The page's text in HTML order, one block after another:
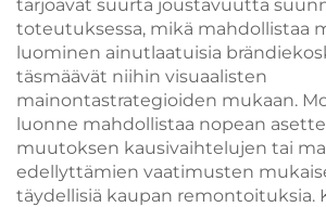
tarjoavat suurta joustavuutta
toteutuksessa, mikä mahdollistaa
luominen ainutlaatuisia
täsmäävät niihin visuaalisten
mainontastrategioiden mukaan.
luonne mahdollistaa nopean
muutoksen kausivaihtelujen tai
edellyttämien vaatimusten
täydellisiä kaupan remontoituksia.